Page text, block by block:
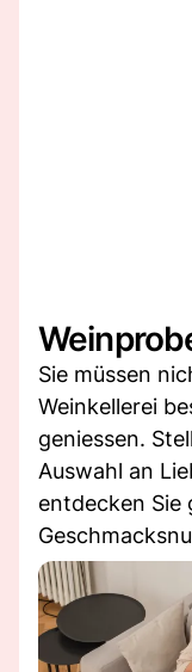
Sie müssen
Weinkellerei
geniessen.
Auswahl an
entdecken Sie